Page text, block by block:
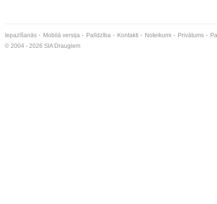
Iepazīšanās Mobilā versija Palīdzība Kontakti Noteikumi Privātums
© 2004 - 2026 SIA Draugiem